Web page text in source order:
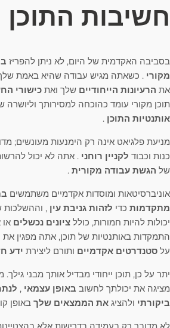
חשיבות התוכן
בסביבה האקדמית של היום, לא ניתן להפריז
מקורי . כשאתה מגיש עבודה שהיא באמת
את הרעיונות הייחודיים שלך ואת כישורי
תוכן מקורי עומד כהוכחה למסירותך וליושרה
אותנטיות התוכן .
מניעת פלגיאט אינה רק הימנעות מעונשים;
כנות וכבוד לקניין רוחני . אתה לא יכול
של הגשת עבודה מקורית .
אוניברסיטאות ומוסדות אקדמיים משתמשים
מתקדמות כדי לזהות גניבת עין ,
יכולות להיות חמורות, כולל ציונים נכשלים או
התמקדות באותנטיות של תוכן, אתה מפגין
על סטנדרטים אקדמיים ותורם ליצירת ידע
יתר על כן, תוכן ייחודי מבדיל אותך מבני
מציגה את יכולתך לחשוב באופן עצמאי ,
ביקורתי ולהציג את הממצאים שלך באופן